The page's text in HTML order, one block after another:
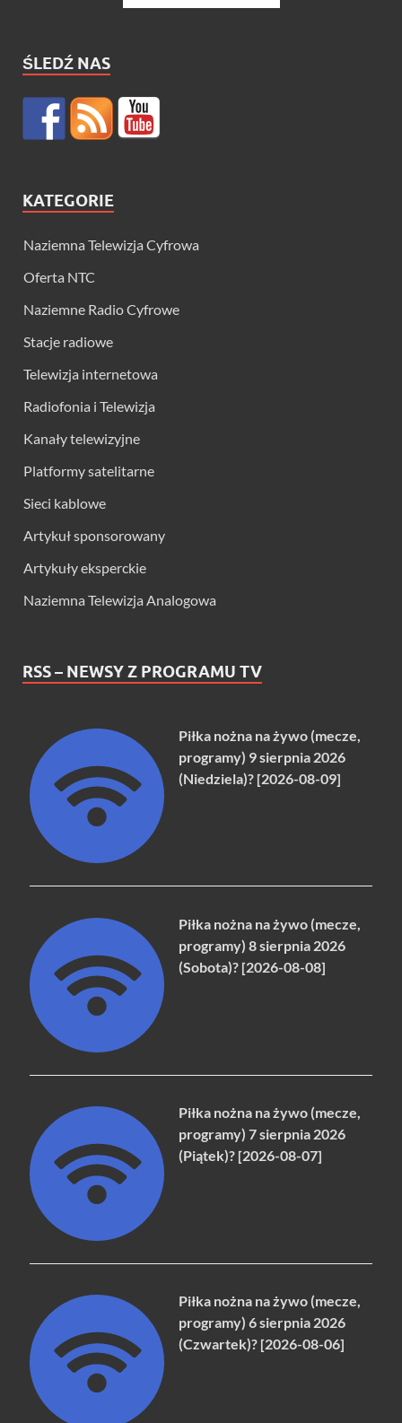
ŚLEDŹ NAS
KATEGORIE
Naziemna Telewizja Cyfrowa
Oferta NTC
Naziemne Radio Cyfrowe
Stacje radiowe
Telewizja internetowa
Radiofonia i Telewizja
Kanały telewizyjne
Platformy satelitarne
Sieci kablowe
Artykuł sponsorowany
Artykuły eksperckie
Naziemna Telewizja Analogowa
RSS – NEWSY Z PROGRAMU TV
Piłka nożna na żywo (mecze,
programy) 9 sierpnia 2026
(Niedziela)? [2026-08-09]
Piłka nożna na żywo (mecze,
programy) 8 sierpnia 2026
(Sobota)? [2026-08-08]
Piłka nożna na żywo (mecze,
programy) 7 sierpnia 2026
(Piątek)? [2026-08-07]
Piłka nożna na żywo (mecze,
programy) 6 sierpnia 2026
(Czwartek)? [2026-08-06]